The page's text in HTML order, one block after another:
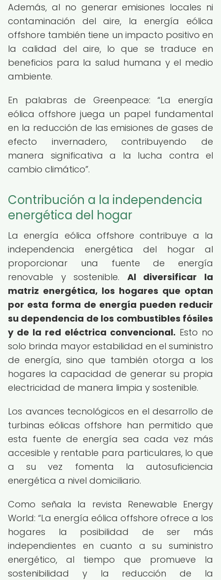
Además, al no generar emisiones locales ni
contaminación del aire, la energía eólica
offshore también tiene un impacto positivo en
la calidad del aire, lo que se traduce en
beneficios para la salud humana y el medio
ambiente.
En palabras de Greenpeace: La energía
eólica offshore juega un papel fundamental
en la reducción de las emisiones de gases de
efecto invernadero, contribuyendo de
manera significativa a la lucha contra el
cambio climático .
Contribución a la independencia
energética del hogar
La energía eólica offshore contribuye a la
independencia energética del hogar al
proporcionar una fuente de energía
renovable y sostenible. Al diversificar la
matriz energética, los hogares que optan
por esta forma de energía pueden reducir
su dependencia de los combustibles fósiles
y de la red eléctrica convencional. Esto no
solo brinda mayor estabilidad en el suministro
de energía, sino que también otorga a los
hogares la capacidad de generar su propia
electricidad de manera limpia y sostenible.
Los avances tecnológicos en el desarrollo de
turbinas eólicas offshore han permitido que
esta fuente de energía sea cada vez más
accesible y rentable para particulares, lo que
a su vez fomenta la autosuficiencia
energética a nivel domiciliario.
Como señala la revista Renewable Energy
World: La energía eólica offshore ofrece a los
hogares la posibilidad de ser más
independientes en cuanto a su suministro
energético, al tiempo que promueve la
sostenibilidad y la reducción de la